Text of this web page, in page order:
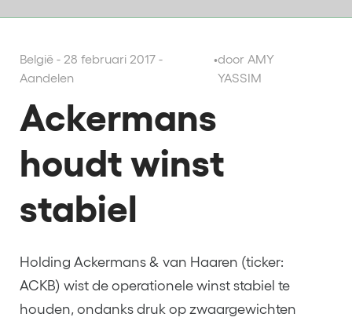
België - 28 februari 2017 -
Aandelen
•door AMY
YASSIM
Ackermans
houdt winst
stabiel
Holding Ackermans & van Haaren (ticker:
ACKB) wist de operationele winst stabiel te
houden, ondanks druk op zwaargewichten